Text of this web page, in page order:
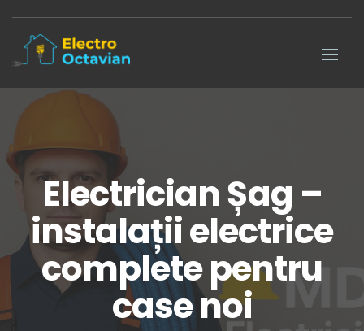
Electrician Șag –
instalații electrice
complete pentru
case noi